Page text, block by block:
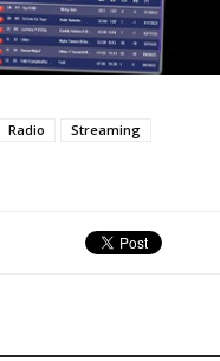
Radio
Streaming